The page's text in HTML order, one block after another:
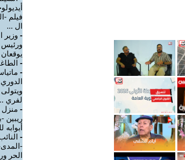
فيلم -
ال ...
- وزير
ورئيس
يوقعان
-
-
ويتولى
لفري
- منزل
ريبين -
-
-
الحر